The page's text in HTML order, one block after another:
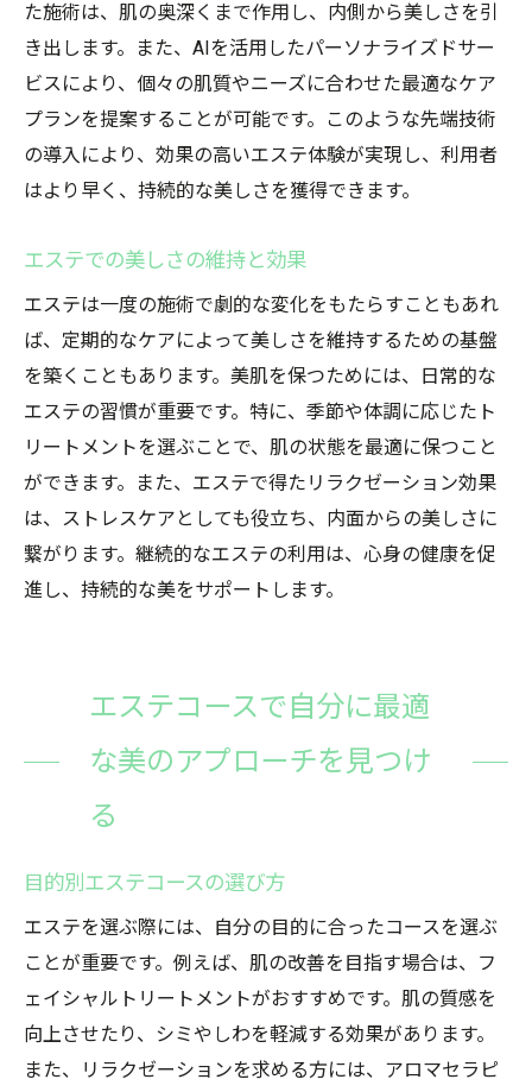
た施術は、肌の奥深くまで作用し、内側から美しさを引
き出します。また、AIを活用したパーソナライズドサー
ビスにより、個々の肌質やニーズに合わせた最適なケア
プランを提案することが可能です。このような先端技術
の導入により、効果の高いエステ体験が実現し、利用者
はより早く、持続的な美しさを獲得できます。
エステでの美しさの維持と効果
エステは一度の施術で劇的な変化をもたらすこともあれ
ば、定期的なケアによって美しさを維持するための基盤
を築くこともあります。美肌を保つためには、日常的な
エステの習慣が重要です。特に、季節や体調に応じたト
リートメントを選ぶことで、肌の状態を最適に保つこと
ができます。また、エステで得たリラクゼーション効果
は、ストレスケアとしても役立ち、内面からの美しさに
繋がります。継続的なエステの利用は、心身の健康を促
進し、持続的な美をサポートします。
エステコースで自分に最適
な美のアプローチを見つけ
る
目的別エステコースの選び方
エステを選ぶ際には、自分の目的に合ったコースを選ぶ
ことが重要です。例えば、肌の改善を目指す場合は、フ
ェイシャルトリートメントがおすすめです。肌の質感を
向上させたり、シミやしわを軽減する効果があります。
また、リラクゼーションを求める方には、アロマセラピ